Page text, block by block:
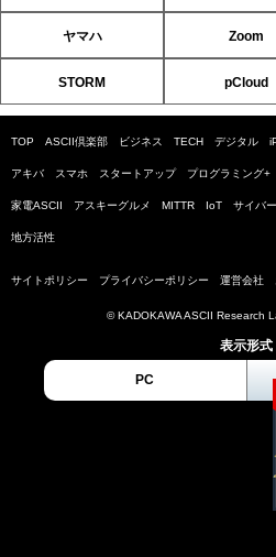
ヤマハ Zoom
STORM pCloud
TOP ASCII倶楽部 ビジネス TECH デジタル
アキバ スマホ スタートアップ プログラミング+
家電ASCII アスキーグルメ MITTR IoT サイバ
地方活性
サイトポリシー プライバシーポリシー 運営会社
© KADOKAWA ASCII Research
表示形式
PC